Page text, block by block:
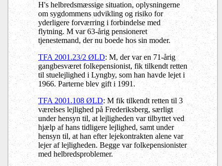
H's helbredsmæssige situation, oplysningerne
om sygdommens udvikling og risiko for
yderligere forværring i forbindelse med
flytning. M var 63-årig pensioneret
tjenestemand, der nu boede hos sin moder.
TFA 2001.23/2 ØLD: M, der var en 71-årig
gangbesværet folkepensionist, fik tilkendt retten
til stuelejlighed i Lyngby, som han havde lejet i
1966. Parterne blev gift i 1991.
TFA 2001.108 ØLD: M fik tilkendt retten til 3
værelses lejlighed på Frederiksberg, særligt
under hensyn til, at lejligheden var tilbyttet ved
hjælp af hans tidligere lejlighed, samt under
hensyn til, at han efter lejekontrakten alene var
lejer af lejligheden. Begge var folkepensionister
med helbredsproblemer.